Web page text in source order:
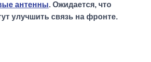
антенны. Ожидается, что
улучшить связь на фронте.